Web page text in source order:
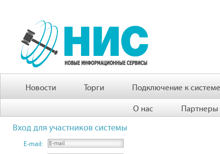
Новости Торги Подключение к системе
О нас Партнеры
Вход для участников системы
E-mail: